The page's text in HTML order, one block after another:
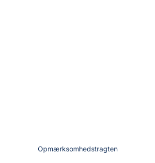
Opmærksomhedstragten